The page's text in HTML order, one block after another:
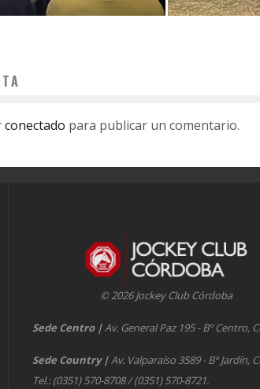
conectado para publicar un comentario.
© 2026 Jockey Club Córdoba
Sede Centro |Av. General Paz 195 - Bº Centro,
Sede Country |Av. Valparaíso 3589 - Bº Jardín,
Tel.: (0351) 570-8708 / (0351) 570-8721.